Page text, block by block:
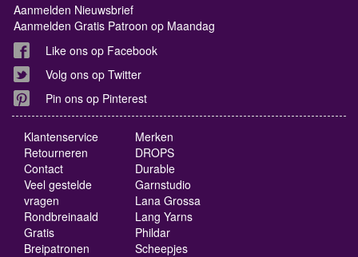
Aanmelden Nieuwsbrief
Aanmelden Gratis Patroon op Maandag
Like ons op Facebook
Volg ons op Twitter
Pin ons op Pinterest
Klantenservice
Retourneren
Contact
Veel gestelde
vragen
Rondbreinaald
Gratis
Breipatronen
Merken
DROPS
Durable
Garnstudio
Lana Grossa
Lang Yarns
Phildar
Scheepjes